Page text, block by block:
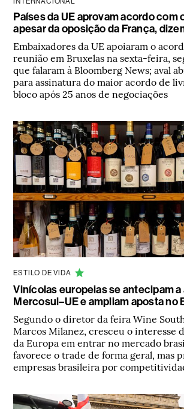
Países da UE aprovam acordo com
apesar da oposição da França,
Embaixadores da UE apoiaram o
reunião em Bruxelas na sexta-feira,
que falaram à Bloomberg News; aval
para assinatura do maior acordo de
bloco após 25 anos de negociações
ESTILO DE VIDA
Vinícolas europeias se antecipam
Mercosul–UE e ampliam aposta no
Segundo o diretor da feira Wine
Marcos Milanez, cresceu o interesse
da Europa em entrar no mercado
favorece o trade de forma geral, mas
empresas brasileira por